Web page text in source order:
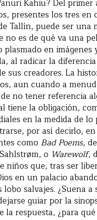
Kahiu? Del
presentes los tres en
Tallín, puede ser
no es de qué va una
en
al radicar la
sus creadores. La
aun cuando a
no tener referencia
tiene la obligación,
en la medida de lo
por así decirlo,
como Bad Poems,
o Warewolf,
que, tras ser
en un palacio
salvajes. ¿Suena a
guiar por la
la respuesta, ¿para